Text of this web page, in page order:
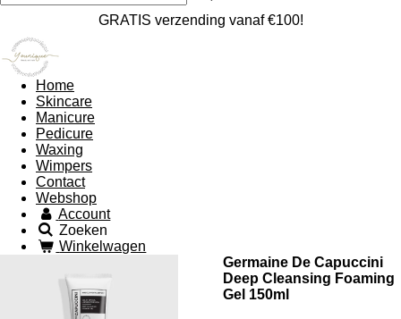
GRATIS verzending vanaf €100!
Home
Skincare
Manicure
Pedicure
Waxing
Wimpers
Contact
Webshop
Account
Zoeken
Winkelwagen
Germaine De Capuccini
Deep Cleansing Foaming
Gel 150ml